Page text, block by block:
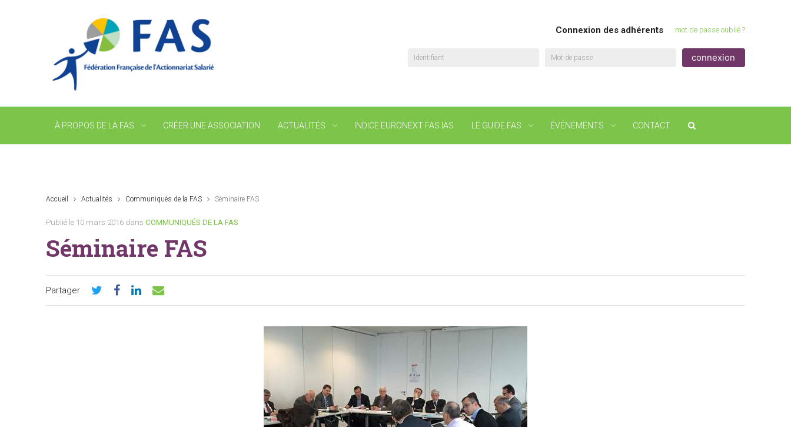
Connexion des adhérents mot de passe oublié ?
Identifiant Mot de passe
À PROPOS DE LA FAS CRÉER UNE ASSOCIATION ACTUALITÉS INDICE EURONEXT FAS IAS LE GUIDE FAS ÉVÉNEMENTS CONTACT
Accueil Actualités Communiqués de la FAS Séminaire FAS
Publié le 10 mars 2016 dansCOMMUNIQUÉS DE LA FAS
Séminaire FAS
Partager